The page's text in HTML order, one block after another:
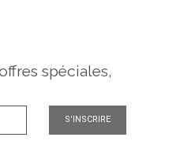
spéciales,
S'INSCRIRE